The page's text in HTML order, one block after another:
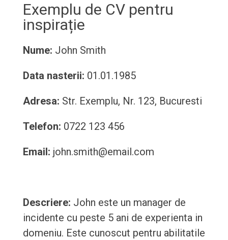
Exemplu de CV pentru
inspirație
Nume: John Smith
Data nasterii: 01.01.1985
Adresa: Str. Exemplu, Nr. 123, Bucuresti
Telefon: 0722 123 456
Email: john.smith@email.com
Descriere: John este un manager de
incidente cu peste 5 ani de experienta in
domeniu. Este cunoscut pentru abilitatile